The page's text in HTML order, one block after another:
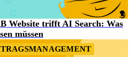
Website trifft AI Search: Was
müssen